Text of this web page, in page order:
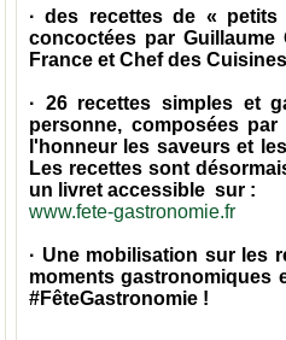
· des recettes de «
concoctées par Guillaume
France et Chef des
· 26 recettes simples et
personne, composées
l'honneur les saveurs et
Les recettes sont
un livret accessible sur :
www.fete-gastronomie.fr
· Une mobilisation sur les
moments gastronomiques
#FêteGastronomie !